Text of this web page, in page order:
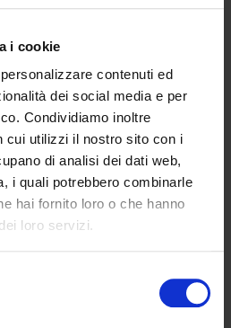
i cookie
contenuti ed
dei social media e per
Condividiamo inoltre
cui utilizzi il nostro sito con i
di analisi dei dati web,
i quali potrebbero combinarle
hai fornito loro o che hanno
loro servizi.
DIAGNOSTICS